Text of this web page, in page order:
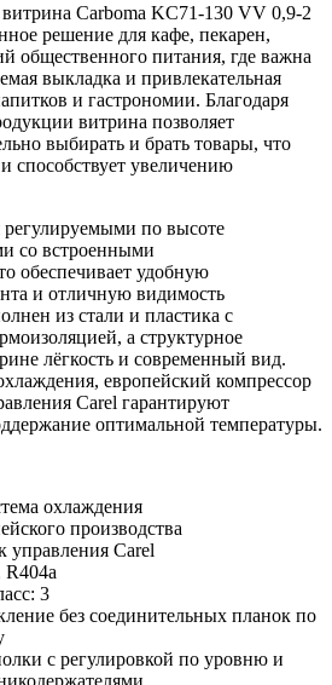
Carboma KC71-130 VV 0,9-2
решение для кафе, пекарен,
общественного питания, где важна
выкладка и привлекательная
и гастрономии. Благодаря
витрина позволяет
выбирать и брать товары, что
способствует увеличению
по высоте
со встроенными
обеспечивает удобную
и отличную видимость
из стали и пластика с
а структурное
лёгкость и современный вид.
европейский компрессор
Carel гарантируют
оптимальной температуры.
охлаждения
производства
управления Carel
R404a
3
без соединительных планок по
с регулировкой по уровню и